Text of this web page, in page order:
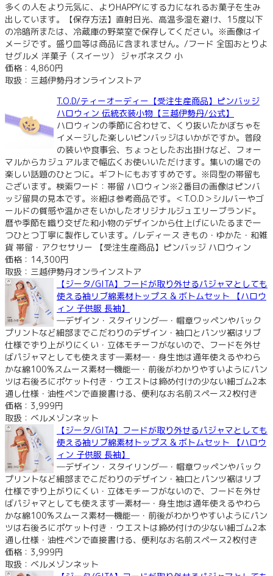
多くの人をより元気に、よりHAPPYにする力になれるお菓子を生み
出しています。【保存方法】直射日光、高温多湿を避け、15度以下
の冷暗所または、冷蔵庫の野菜室で保存してください。※画像はイ
メージです。盛り皿等は商品に含まれません。/フード 全国おとりよ
せグルメ 洋菓子（スイーツ） ジャポネスク 小
価格：4,860円
取扱：三越伊勢丹オンラインストア
T.O.D/ティーオーディー【受注生産商品】ピンバッジ
ハロウィン 伝統衣装小物【三越伊勢丹/公式】
ハロウィンの季節に合わせて、くり抜いたかぼちゃを
イメージした楽しいピンバッジはいかがですか。普段
の装いや食事会、ちょっとしたお出掛けなど、フォー
マルからカジュアルまで幅広くお使いいただけます。集いの場での
楽しい話題のひとつに。ギフトにもおすすめです。※同型の帯留も
ございます。検索ワード：帯留 ハロウィン※2番目の画像はピンバ
ッジ留具の見本です。※紐は参考商品です。＜T.O.D＞シルバーやゴ
ールドの質感や温かさをいかしたオリジナルジュエリーブランド。
暦や季節を織り交ぜた和小物のデザインから仕上げにいたるまで一
つひとつ丁寧に製作しています。/レディース きもの・ゆかた・和雑
貨 帯留・アクセサリー 【受注生産商品】ピンバッジ ハロウィン
価格：14,300円
取扱：三越伊勢丹オンラインストア
【ジータ/GITA】フードが取り外せるパジャマとしても
使える袖リブ綿素材トップス & ボトムセット 【ハロウ
ィン 子供服 長袖】
―デザイン・スタイリング―・帽章ワッペンやバック
プリントなど細部までこだわりのデザイン・袖口とパンツ裾はリブ
仕様でずり上がりにくい・立体モチーフがないので、フードを外せ
ばパジャマとしても使えます―素材―・身生地は通年使えるやわら
かな綿100%スムース素材―機能―・前後がわかりやすいようにパン
ツは右後ろにポケット付き・ウエストは締め付けの少ない細ゴム2本
通し仕様・油性ペンで直接書ける、便利なお名前スペース2枚付き
価格：3,999円
取扱：ベルメゾンネット
【ジータ/GITA】フードが取り外せるパジャマとしても
使える袖リブ綿素材トップス & ボトムセット 【ハロウ
ィン 子供服 長袖】
―デザイン・スタイリング―・帽章ワッペンやバック
プリントなど細部までこだわりのデザイン・袖口とパンツ裾はリブ
仕様でずり上がりにくい・立体モチーフがないので、フードを外せ
ばパジャマとしても使えます―素材―・身生地は通年使えるやわら
かな綿100%スムース素材―機能―・前後がわかりやすいようにパン
ツは右後ろにポケット付き・ウエストは締め付けの少ない細ゴム2本
通し仕様・油性ペンで直接書ける、便利なお名前スペース2枚付き
価格：3,999円
取扱：ベルメゾンネット